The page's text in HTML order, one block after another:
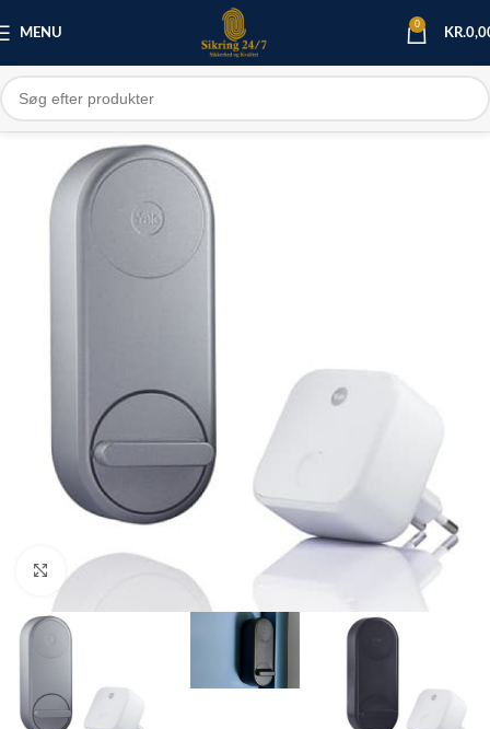
MENU
0
KR.
Click to enlarge